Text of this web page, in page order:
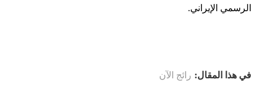
الرسمي الإيراني.
في هذا المقال: رائج الآن